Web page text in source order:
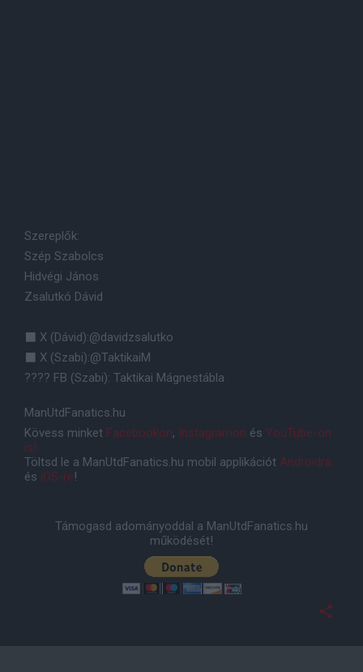
Szereplők:
Szép Szabolcs
Hidvégi János
Zsalutkó Dávid
⬛️ X (Dávid):@davidzsalutko
⬛️ X (Szabi):@TaktikaiM
???? FB (Szabi): Taktikai Mágnestábla
ManUtdFanatics.hu
Kövess minket Facebookon, Instagramon és YouTube-on
is!
Töltsd le a ManUtdFanatics.hu mobil applikációt Androidra
és iOS-re!
Támogasd adományoddal a ManUtdFanatics.hu
működését!